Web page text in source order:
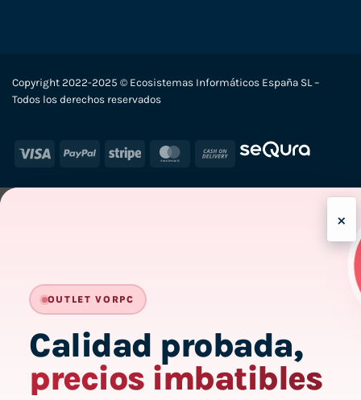
Copyright 2022-2025 © Ecosistemas Informáticos España SL –
Todos los derechos reservados
Visa PayPal Stripe MasterCard
Cash
×
-
OUTLET VORPC
Calidad probada,
precios imbatibles